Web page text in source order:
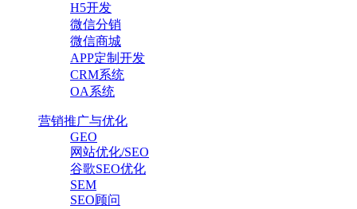
H5开发
微信分销
微信商城
APP定制开发
CRM系统
OA系统
营销推广与优化
GEO
网站优化/SEO
谷歌SEO优化
SEM
SEO顾问